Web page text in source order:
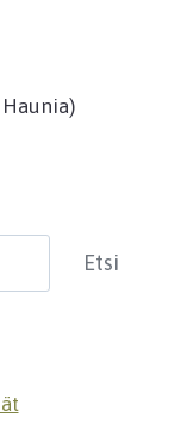
Haunia)
Etsi